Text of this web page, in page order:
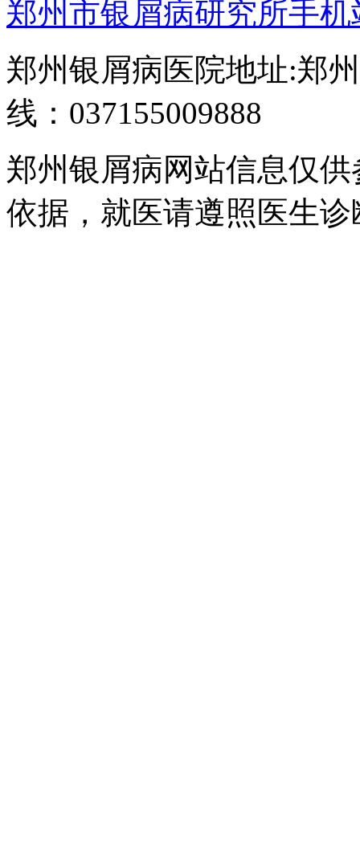
郑州市银屑病研究所手机
郑州银屑病医院地址:郑
线：037155009888
郑州银屑病网站信息仅
依据，就医请遵照医生诊